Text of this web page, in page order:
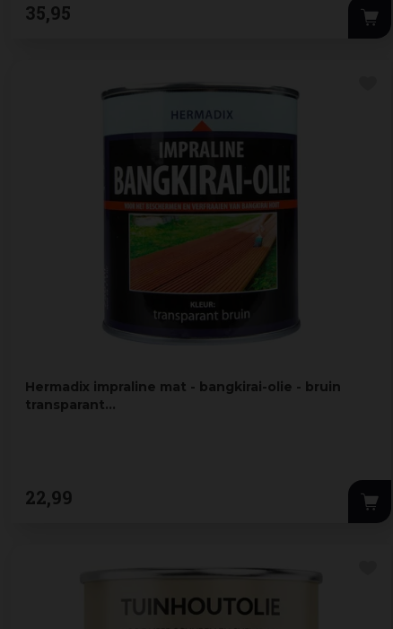
35,95
Hermadix impraline mat - bangkirai-olie - bruin
transparant…
22,99